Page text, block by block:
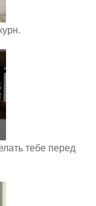
тебе перед